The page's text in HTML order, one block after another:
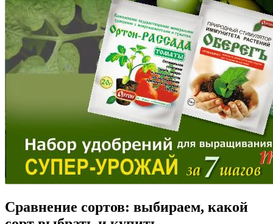
Сравнение сортов: выбираем, какой